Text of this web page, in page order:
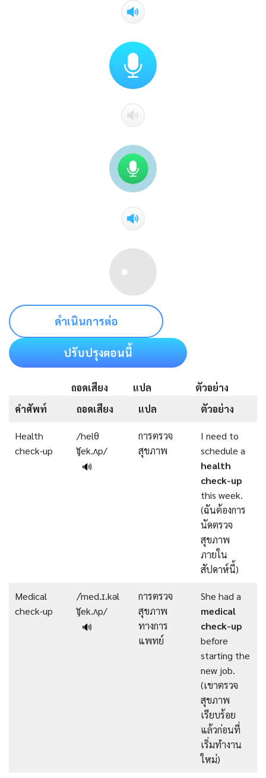
ดำเนินการต่อ
ปรับปรุงตอนนี้
ถอดเสียง แปล
ตัวอย่าง
คำศัพท์
ถอดเสียง แปล ตัวอย่าง
Health
check-up
/helθ
ˈʧek.ʌp/
🔊
การตรวจ
สุขภาพ
I need to
schedule a
health
check-up
this week.
(ฉันต้องการ
นัดตรวจ
สุขภาพ
ภายใน
สัปดาห์นี้)
Medical
check-up
/ˈmed.ɪ.kəl
ˈʧek.ʌp/
🔊
การตรวจ
สุขภาพ
ทางการ
แพทย์
She had a
medical
check-up
before
starting the
new job.
(เขาตรวจ
สุขภาพ
เรียบร้อย
แล้วก่อนที่
เริ่มทำงาน
ใหม่)